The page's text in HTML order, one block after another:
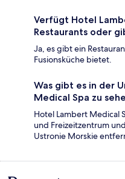
Verfügt Hotel
Restaurants oder
Ja, es gibt ein
Fusionsküche bietet.
Was gibt es in der
Medical Spa zu
Hotel Lambert Medical
und Freizeitzentrum
Ustronie Morskie